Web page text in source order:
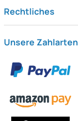
Rechtliches
Unsere Zahlarten